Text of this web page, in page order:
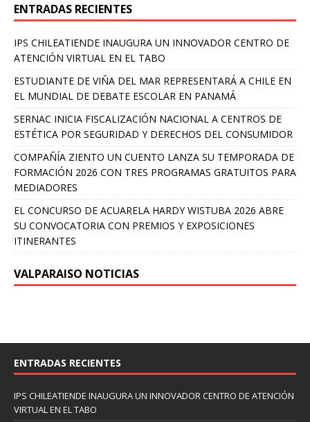
ENTRADAS RECIENTES
IPS CHILEATIENDE INAUGURA UN INNOVADOR CENTRO DE
ATENCIÓN VIRTUAL EN EL TABO
ESTUDIANTE DE VIÑA DEL MAR REPRESENTARÁ A CHILE EN
EL MUNDIAL DE DEBATE ESCOLAR EN PANAMÁ
SERNAC INICIA FISCALIZACIÓN NACIONAL A CENTROS DE
ESTÉTICA POR SEGURIDAD Y DERECHOS DEL CONSUMIDOR
COMPAÑÍA ZIENTO UN CUENTO LANZA SU TEMPORADA DE
FORMACIÓN 2026 CON TRES PROGRAMAS GRATUITOS PARA
MEDIADORES
EL CONCURSO DE ACUARELA HARDY WISTUBA 2026 ABRE
SU CONVOCATORIA CON PREMIOS Y EXPOSICIONES
ITINERANTES
VALPARAISO NOTICIAS
ENTRADAS RECIENTES
IPS CHILEATIENDE INAUGURA UN INNOVADOR CENTRO DE ATENCIÓN
VIRTUAL EN EL TABO